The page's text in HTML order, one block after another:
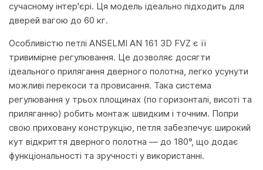
сучасному інтер'єрі. Ця модель ідеально підходить для
дверей вагою до 60 кг.
Особливістю петлі ANSELMI AN 161 3D FVZ є її
тривимірне регулювання. Це дозволяє досягти
ідеального прилягання дверного полотна, легко усунути
можливі перекоси та провисання. Така система
регулювання у трьох площинах (по горизонталі, висоті та
приляганню) робить монтаж швидким і точним. Попри
свою приховану конструкцію, петля забезпечує широкий
кут відкриття дверного полотна — до 180°, що додає
функціональності та зручності у використанні.